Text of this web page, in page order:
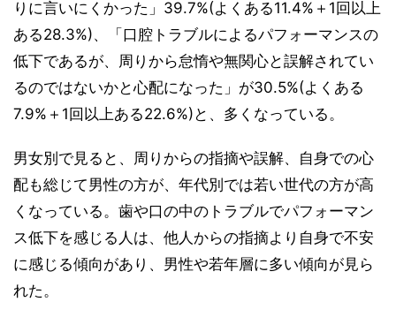
りに言いにくかった」39.7%(よくある11.4%＋1回以上
ある28.3%)、「口腔トラブルによるパフォーマンスの
低下であるが、周りから怠惰や無関心と誤解されてい
るのではないかと心配になった」が30.5%(よくある
7.9%＋1回以上ある22.6%)と、多くなっている。
男女別で見ると、周りからの指摘や誤解、自身での心
配も総じて男性の方が、年代別では若い世代の方が高
くなっている。歯や口の中のトラブルでパフォーマン
ス低下を感じる人は、他人からの指摘より自身で不安
に感じる傾向があり、男性や若年層に多い傾向が見ら
れた。